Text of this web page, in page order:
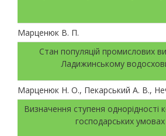
Марценюк В. П.
Стан популяцій промислових
Ладижинському
Марценюк Н. О., Пекарський А. В.,
Визначення ступеня однорідності
господарських умовах